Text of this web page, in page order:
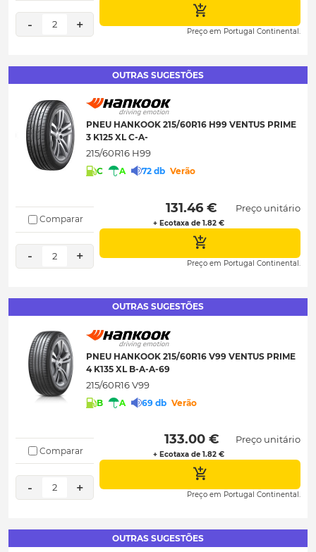
- 2 + Preço em Portugal Continental.
OUTRAS SUGESTÕES
PNEU HANKOOK 215/60R16 H99 VENTUS PRIME
3 K125 XL C-A-
215/60R16 H99
C A 72 db Verão
Comparar
- 2 +
131.46 €
+ Ecotaxa de 1.82 €
Preço unitário
Preço em Portugal Continental.
OUTRAS SUGESTÕES
PNEU HANKOOK 215/60R16 V99 VENTUS PRIME
4 K135 XL B-A-A-69
215/60R16 V99
B A 69 db Verão
Comparar
- 2 +
133.00 €
+ Ecotaxa de 1.82 €
Preço unitário
Preço em Portugal Continental.
OUTRAS SUGESTÕES